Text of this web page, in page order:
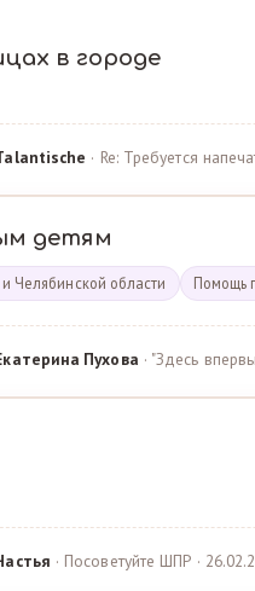
в городе
· Re: Требуется
детям
Челябинской области Помощь
Пухова · "Здесь
· Посоветуйте ШПР ·